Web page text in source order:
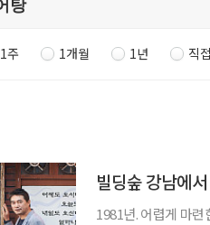
1주 1개월 1년 직
빌딩숲 강남에
1981년. 어렵게 마